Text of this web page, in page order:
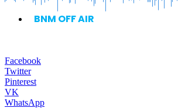
BNM OFF AIR
Facebook
Twitter
Pinterest
VK
WhatsApp